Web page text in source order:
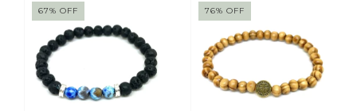
67% OFF 76% OFF